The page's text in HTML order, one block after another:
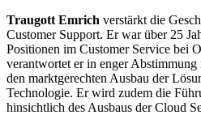
Traugott Emrich verstärkt die
Customer Support. Er war über 25
Positionen im Customer Service bei
verantwortet er in enger
den marktgerechten Ausbau der
Technologie. Er wird zudem die
hinsichtlich des Ausbaus der Cloud